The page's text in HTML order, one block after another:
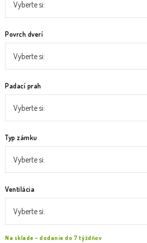
Povrch dverí
Padací prah
Typ zámku
Ventilácia
Na sklade – dodanie do 7 týždňov